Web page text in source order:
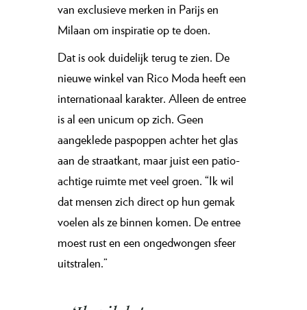
van exclusieve merken in Parijs en
Milaan om inspiratie op te doen.
Dat is ook duidelijk terug te zien. De
nieuwe winkel van Rico Moda heeft een
internationaal karakter. Alleen de entree
is al een unicum op zich. Geen
aangeklede paspoppen achter het glas
aan de straatkant, maar juist een patio-
achtige ruimte met veel groen. “Ik wil
dat mensen zich direct op hun gemak
voelen als ze binnen komen. De entree
moest rust en een ongedwongen sfeer
uitstralen.”